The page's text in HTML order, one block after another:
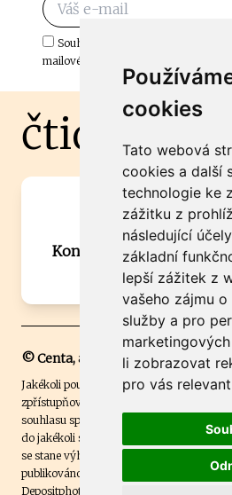
cookies
Tato webová
cookies a další
technologie ke
zážitku z
následující
základní
lepší zážitek z
vašeho zájmu
služby a pro
li zobrazovat
pro vás
Souhlasím s odběrem důležitých
mailové schránky.
Máte zajímavou
Kontaktujte šéfredaktora
© Centa, a.s.
Jakékoli použití obsahu včetně převzetí,
zpřístupňování textových či obrazových
souhlasu společnosti Centa,a.s. je
do jakékoli soutěže na našem webu dává
se stane výhercem této soutěže, může být
publikováno. Centa, a.s. využívala licenci
Depositphotos